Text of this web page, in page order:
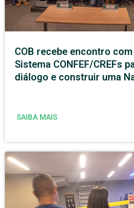
COB recebe encontro
Sistema CONFEF/CREFs
diálogo e construir uma
SAIBA MAIS